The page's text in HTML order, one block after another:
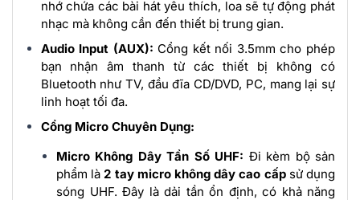
nhớ chứa các bài hát yêu thích, loa sẽ tự động phát
nhạc mà không cần đến thiết bị trung gian.
Audio Input (AUX): Cổng kết nối 3.5mm cho phép
bạn nhận âm thanh từ các thiết bị không có
Bluetooth như TV, đầu đĩa CD/DVD, PC, mang lại sự
linh hoạt tối đa.
Cổng Micro Chuyên Dụng:
Micro Không Dây Tần Số UHF: Đi kèm bộ sản
phẩm là 2 tay micro không dây cao cấpsử dụng
sóng UHF. Đây là dải tần ổn định, có khả năng